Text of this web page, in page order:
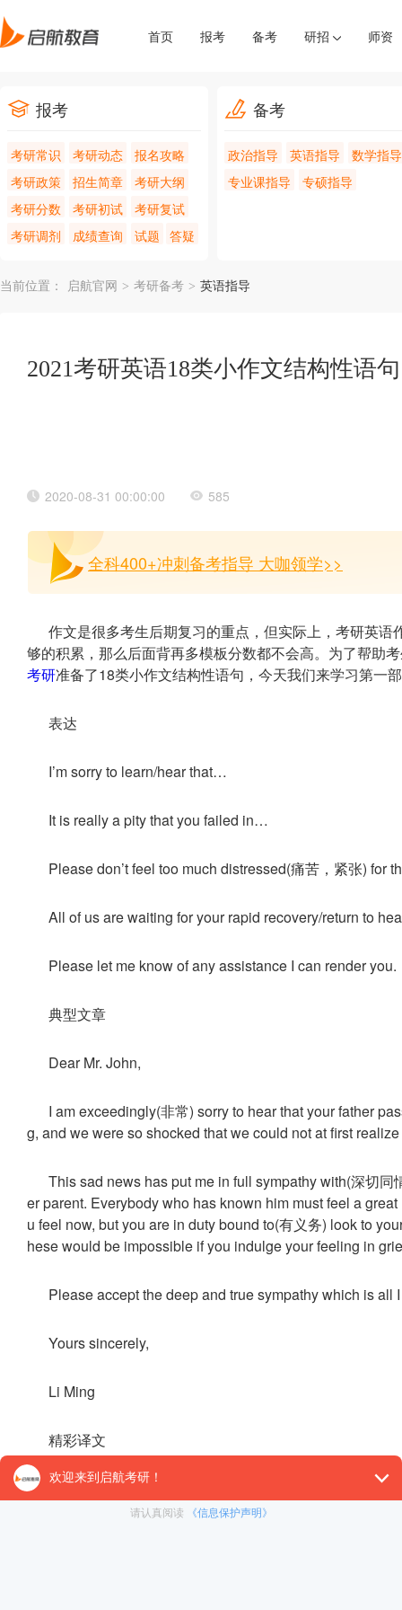
首页 报考 备考 研招 师资
报考
考研常识 考研动态
报名攻略
考研政策
招生简章
考研大纲
考研分数
考研初试
考研复试
考研调剂
成绩查询 试题 答疑
备考
政治指导 英语指导
数学指导
专业课指导
专硕指导
当前位置： 启航官网 > 考研备考 > 英语指导
2021考研英语18类小作文结构性语
2020-08-31 00:00:00 585
全科400+冲刺备考指导 大咖领学>>
作文是很多考生后期复习的重点，但实际上，考研英
够的积累，那么后面背再多模板分数都不会高。为了帮助
考研准备了18类小作文结构性语句，今天我们来学习第一
表达
I’m sorry to learn/hear that…
It is really a pity that you failed in…
Please don’t feel too much distressed(痛苦，紧张) for
All of us are waiting for your rapid recovery/return to
Please let me know of any assistance I can render you.
典型文章
Dear Mr. John,
I am exceedingly(非常) sorry to hear that your father
g, and we were so shocked that we could not at first
This sad news has put me in full sympathy with(深切
er parent. Everybody who has known him must feel a
u feel now, but you are in duty bound to(有义务) look to
hese would be impossible if you indulge your feeling in
Please accept the deep and true sympathy which is all
Yours sincerely,
Li Ming
精彩译文
亲爱的约翰：